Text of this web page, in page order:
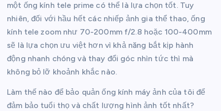
một ống kính tele prime có thể là lựa chọn tốt. Tuy
nhiên, đối với hầu hết các nhiếp ảnh gia thể thao, ống
kính tele zoom như 70-200mm f/2.8 hoặc 100-400mm
sẽ là lựa chọn ưu việt hơn vì khả năng bắt kịp hành
động nhanh chóng và thay đổi góc nhìn tức thì mà
không bỏ lỡ khoảnh khắc nào.
Làm thế nào để bảo quản ống kính máy ảnh của tôi để
đảm bảo tuổi thọ và chất lượng hình ảnh tốt nhất?